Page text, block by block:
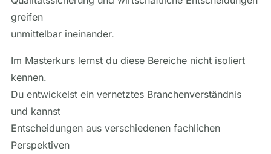
greifen
unmittelbar ineinander.
Im Masterkurs lernst du diese Bereiche nicht isoliert
kennen.
Du entwickelst ein vernetztes Branchenverständnis
und kannst
Entscheidungen aus verschiedenen fachlichen
Perspektiven